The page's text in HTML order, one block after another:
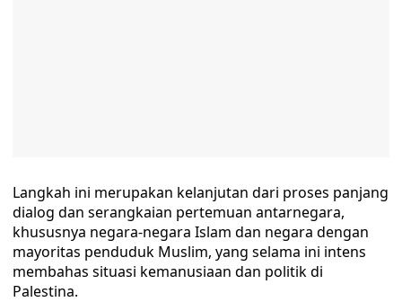
Langkah ini merupakan kelanjutan dari proses panjang
dialog dan serangkaian pertemuan antarnegara,
khususnya negara-negara Islam dan negara dengan
mayoritas penduduk Muslim, yang selama ini intens
membahas situasi kemanusiaan dan politik di
Palestina.